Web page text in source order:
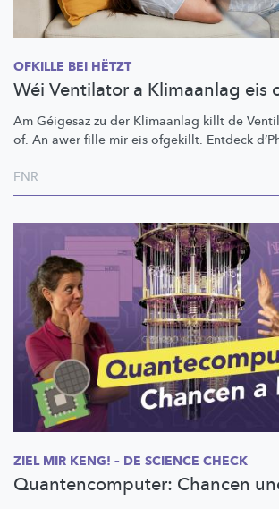
OFKILLE BEI HËTZT
Wéi Ventilator a Klimaanlag eis
Am Géigesaz zu der Klimaanlag killt de
of. An awer fille mir eis ofgekillt. Entdeck
FNR
ZIEL MIR KENG! – DE SCIENCE CHECK
Quantencomputer: Chancen